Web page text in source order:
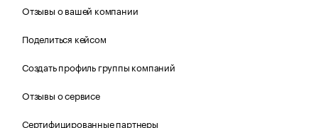
Отзывы о вашей компании
Поделиться кейсом
Создать профиль группы компаний
Отзывы о сервисе
Сертифицированные партнеры